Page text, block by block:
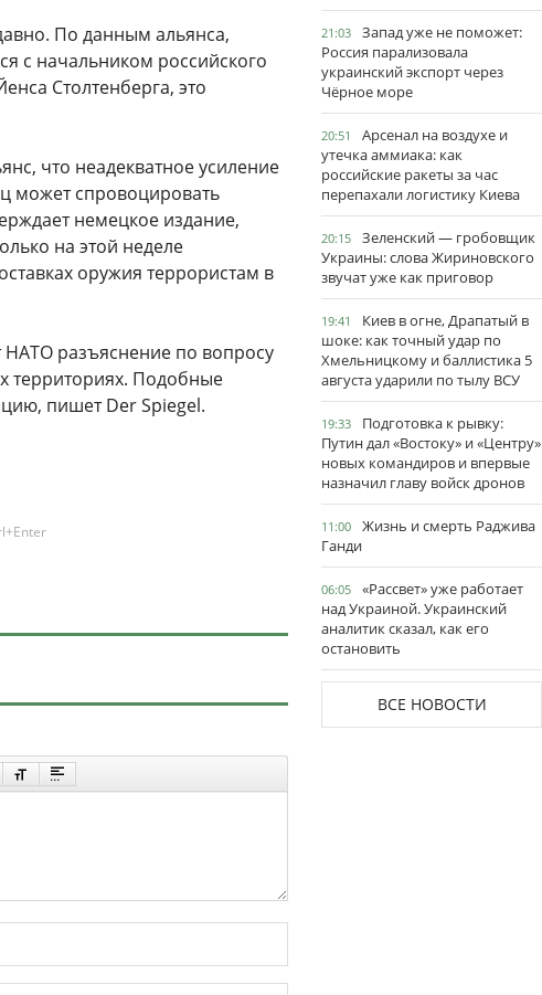
По данным альянса,
с начальником российского
Столтенберга, это
что неадекватное усиление
может спровоцировать
немецкое издание,
на этой неделе
оружия террористам в
НАТО разъяснение по вопросу
территориях. Подобные
пишет Der Spiegel.
21:03
Запад уже не поможет:
Россия парализовала
украинский экспорт через
Чёрное море
20:51
Арсенал на воздухе и
утечка аммиака: как
российские ракеты за час
перепахали логистику Киева
20:15
Зеленский — гробовщик
Украины: слова Жириновского
звучат уже как приговор
19:41
Киев в огне, Драпатый в
шоке: как точный удар по
Хмельницкому и баллистика 5
августа ударили по тылу ВСУ
19:33
Подготовка к рывку:
Путин дал «Востоку» и «Центру»
новых командиров и впервые
назначил главу войск дронов
11:00
Жизнь и смерть Раджива
Ганди
06:05
«Рассвет» уже работает
над Украиной. Украинский
аналитик сказал, как его
остановить
ВСЕ НОВОСТИ